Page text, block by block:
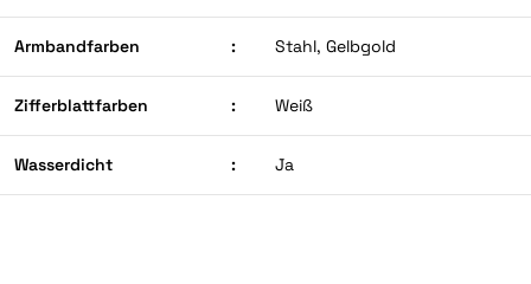
Armbandfarben : Stahl, Gelbgold
Zifferblattfarben : Weiß
Wasserdicht : Ja